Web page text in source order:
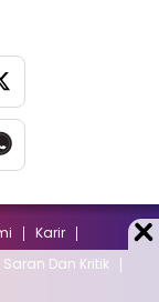
Karir
Saran Dan Kritik